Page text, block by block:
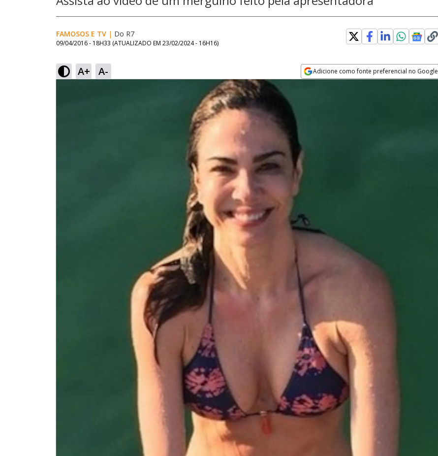
FAMOSOS E TV | Do R7
09/04/2016 - 18H33 (ATUALIZADO EM 23/02/2024 - 16H16)
A+ A- Adicione como fonte preferencial no Google